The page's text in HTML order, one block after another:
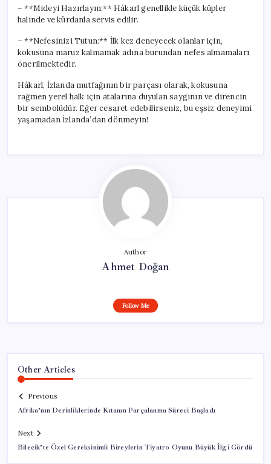
– **Mideyi Hazırlayın:** Hákarl genellikle küçük küpler
halinde ve kürdanla servis edilir.
– **Nefesinizi Tutun:** İlk kez deneyecek olanlar için,
kokusuna maruz kalmamak adına burundan nefes almamaları
önerilmektedir.
Hákarl, İzlanda mutfağının bir parçası olarak, kokusuna
rağmen yerel halk için atalarına duyulan saygının ve direncin
bir sembolüdür. Eğer cesaret edebilirseniz, bu eşsiz deneyimi
yaşamadan İzlanda’dan dönmeyin!
Author
Ahmet Doğan
Follow Me
Other Articles
Previous
Afrika’nın Derinliklerinde Kıtanın Parçalanma Süreci Başladı
Next
Bilecik’te Özel Gereksinimli Bireylerin Tiyatro Oyunu Büyük İlgi Gördü